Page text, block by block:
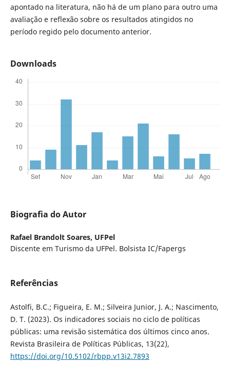
apontado na literatura, não há de um plano para outro uma
avaliação e reflexão sobre os resultados atingidos no
período regido pelo documento anterior.
Downloads
Biografia do Autor
Rafael Brandolt Soares, UFPel
Discente em Turismo da UFPel. Bolsista IC/Fapergs
Referências
Astolfi, B.C.; Figueira, E. M.; Silveira Junior, J. A.; Nascimento,
D. T. (2023). Os indicadores sociais no ciclo de políticas
públicas: uma revisão sistemática dos últimos cinco anos.
Revista Brasileira de Políticas Públicas, 13(22),
https://doi.org/10.5102/rbpp.v13i2.7893